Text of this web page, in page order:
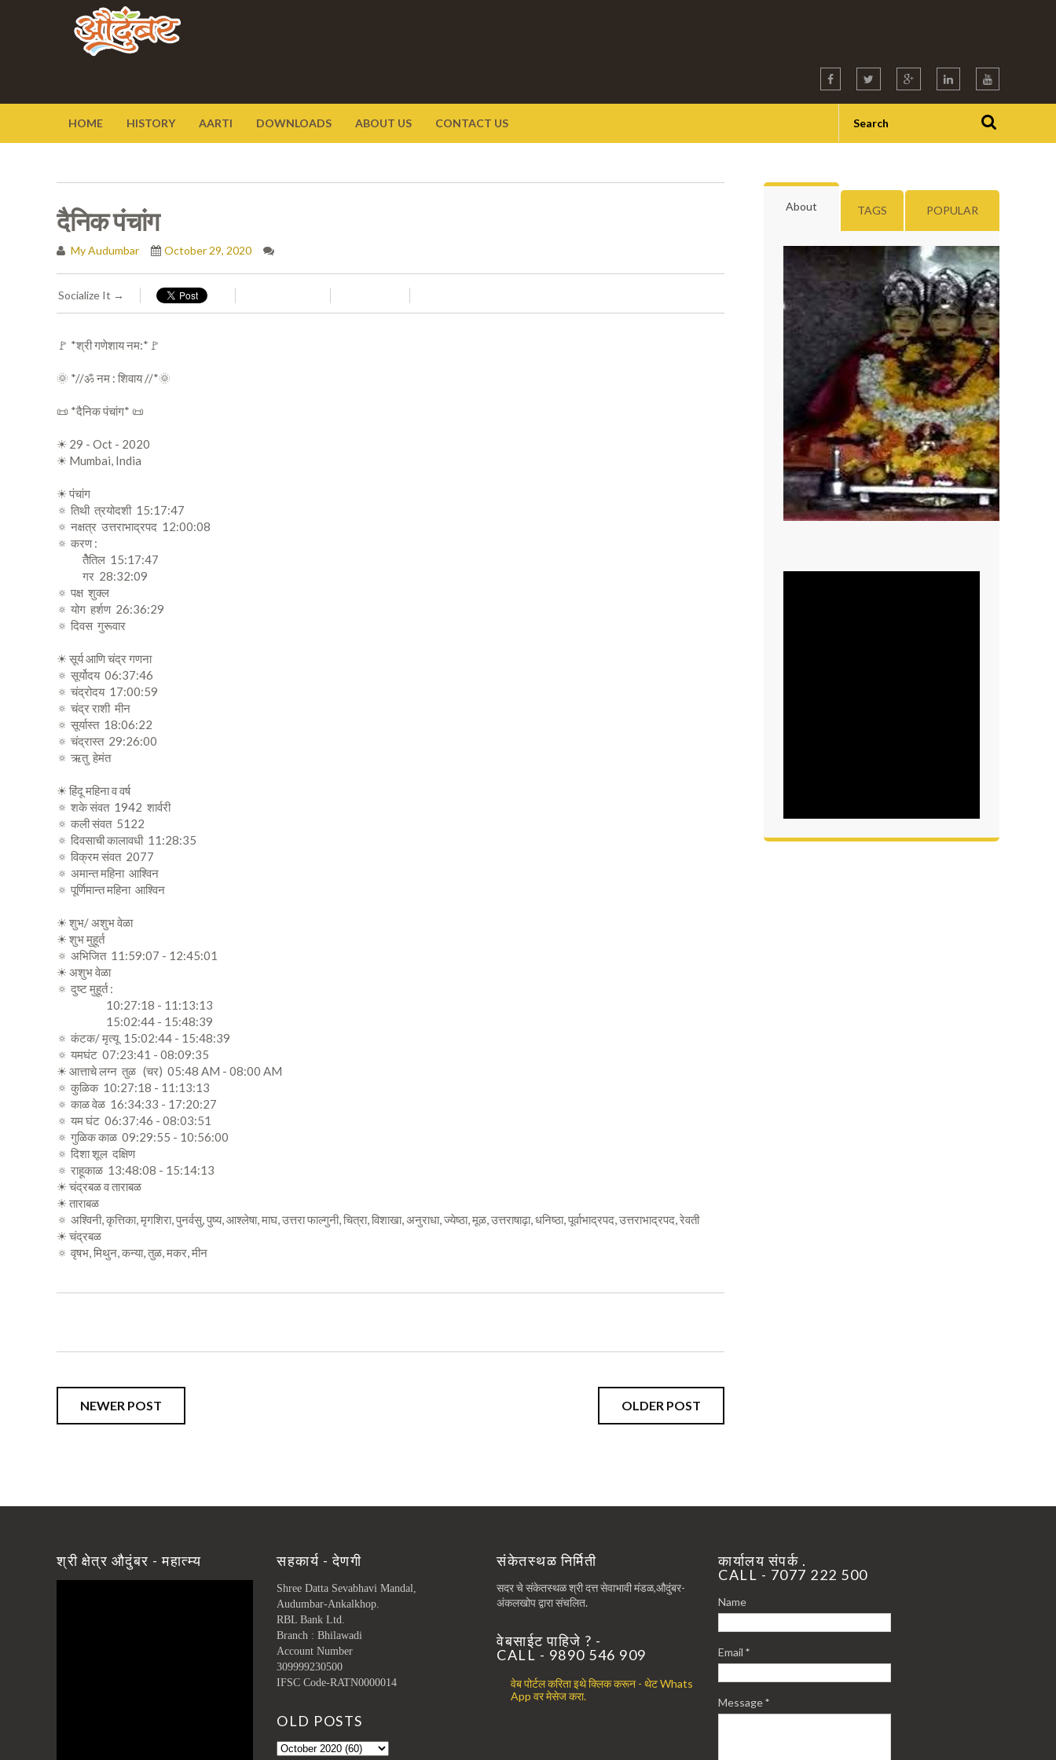
HOME HISTORY AARTI DOWNLOADS ABOUT US CONTACT US
दैनिक पंचांग
My Audumbar October 29, 2020
Socialize It →
🚩 *श्री गणेशाय नम:*🚩
🌞 *//ॐ नम : शिवाय //*🌞
📜 *दैनिक पंचांग* 📜
☀ 29 - Oct - 2020
☀ Mumbai, India
☀ पंचांग
🔅 तिथी त्रयोदशी 15:17:47
🔅 नक्षत्र उत्तराभाद्रपद 12:00:08
🔅 करण :
तैेतिल 15:17:47
गर 28:32:09
🔅 पक्ष शुक्ल
🔅 योग हर्शण 26:36:29
🔅 दिवस गुरूवार
☀ सूर्य आणि चंद्र गणना
🔅 सूर्योदय 06:37:46
🔅 चंद्रोदय 17:00:59
🔅 चंद्र राशी मीन
🔅 सूर्यास्त 18:06:22
🔅 चंद्रास्त 29:26:00
🔅 ऋतु हेमंत
☀ हिंदू महिना व वर्ष
🔅 शके संवत 1942 शार्वरी
🔅 कली संवत 5122
🔅 दिवसाची कालावधी 11:28:35
🔅 विक्रम संवत 2077
🔅 अमान्त महिना आश्विन
🔅 पूर्णिमान्त महिना आश्विन
☀ शुभ/ अशुभ वेळा
☀ शुभ मुहूर्त
🔅 अभिजित 11:59:07 - 12:45:01
☀ अशुभ वेळा
🔅 दुष्ट मुहूर्त :
10:27:18 - 11:13:13
15:02:44 - 15:48:39
🔅 कंटक/ मृत्यू 15:02:44 - 15:48:39
🔅 यमघंट 07:23:41 - 08:09:35
☀ आत्ताचे लग्न तुळ (चर) 05:48 AM - 08:00 AM
🔅 कुळिक 10:27:18 - 11:13:13
🔅 काळ वेळ 16:34:33 - 17:20:27
🔅 यम घंट 06:37:46 - 08:03:51
🔅 गुळिक काळ 09:29:55 - 10:56:00
🔅 दिशा शूल दक्षिण
🔅 राहूकाळ 13:48:08 - 15:14:13
☀ चंद्रबळ व ताराबळ
☀ ताराबळ
🔅 अश्विनी, कृत्तिका, मृगशिरा, पुनर्वसु, पुष्य, आश्लेषा, माघ, उत्तरा फाल्गुनी, चित्रा, विशाखा, अनुराधा, ज्येष्ठा, मूळ, उत्तराषाढ़ा, धनिष्ठा, पूर्वाभाद्रपद, उत्तराभाद्रपद, रेवती
☀ चंद्रबळ
🔅 वृषभ, मिथुन, कन्या, तुळ, मकर, मीन
NEWER POST OLDER POST
About TAGS POPULAR
श्री क्षेत्र औदुंबर - महात्म्य सहकार्य - देणगी
Shree Datta Sevabhavi Mandal,
Audumbar-Ankalkhop.
RBL Bank Ltd.
Branch : Bhilawadi
Account Number
309999230500
IFSC Code-RATN0000014
OLD POSTS
संकेतस्थळ निर्मिती
सदर चे संकेतस्थळ श्री दत्त सेवाभावी मंडळ,औदुंबर-
अंकलखोप द्वारा संचलित.
वेबसाईट पाहिजे ? -
CALL - 9890 546 909
वेब पोर्टल करिता इथे क्लिक करून - थेट Whats
App वर मेसेज करा.
कार्यालय संपर्क .
CALL - 7077 222 500
Name
Email *
Message*